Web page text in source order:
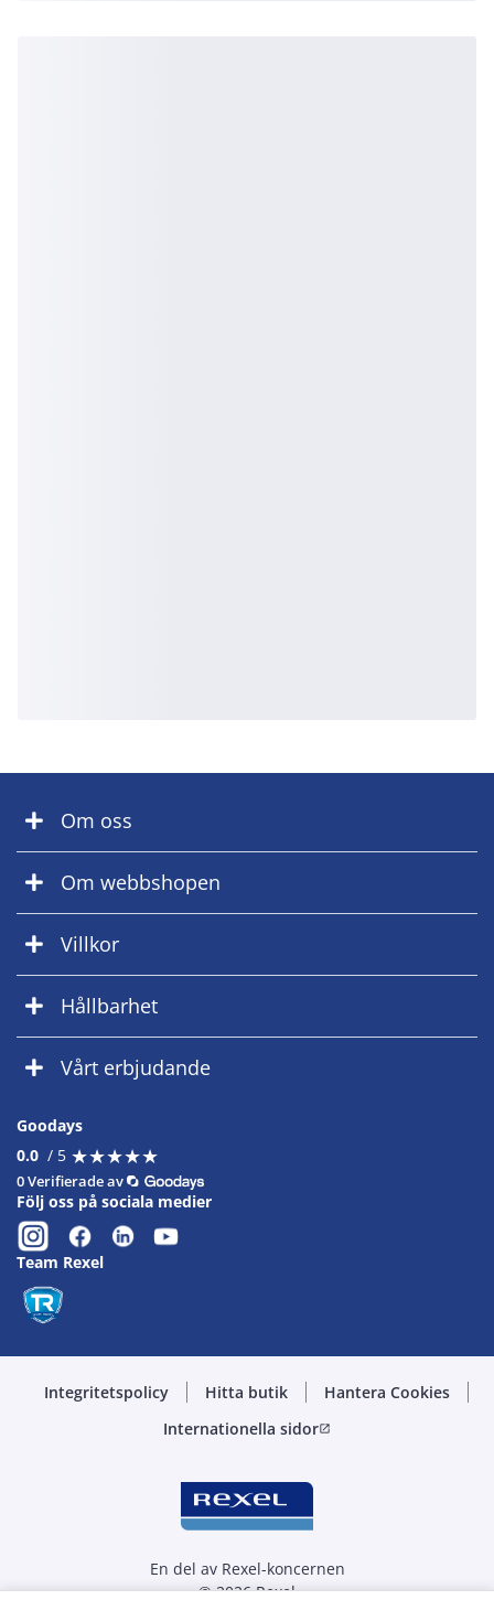
Om oss
Om webbshopen
Villkor
Hållbarhet
Vårt erbjudande
Goodays
0.0 / 5 ★★★★★
★★★★★
0 Verifierade av
Följ oss på sociala medier
Team Rexel
Integritetspolicy Hitta butik
Hantera Cookies
Internationella sidoropen_in_new
En del av Rexel-koncernen
© 2026 Rexel